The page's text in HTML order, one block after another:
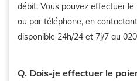
débit. Vous pouvez effectuer
ou par téléphone, en
disponible 24h/24 et 7j/7 au
Q. Dois-je effectuer le